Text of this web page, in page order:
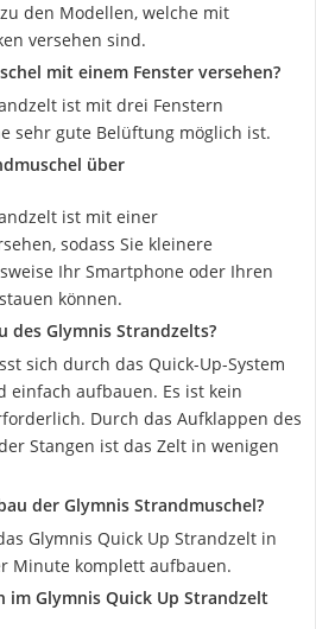
den Modellen, welche mit
versehen sind.
mit einem Fenster versehen?
ist mit drei Fenstern
sehr gute Belüftung möglich ist.
über
ist mit einer
sodass Sie kleinere
Ihr Smartphone oder Ihren
können.
des Glymnis Strandzelts?
sich durch das Quick-Up-System
einfach aufbauen. Es ist kein
Durch das Aufklappen des
Stangen ist das Zelt in wenigen
der Glymnis Strandmuschel?
Glymnis Quick Up Strandzelt in
Minute komplett aufbauen.
im Glymnis Quick Up Strandzelt